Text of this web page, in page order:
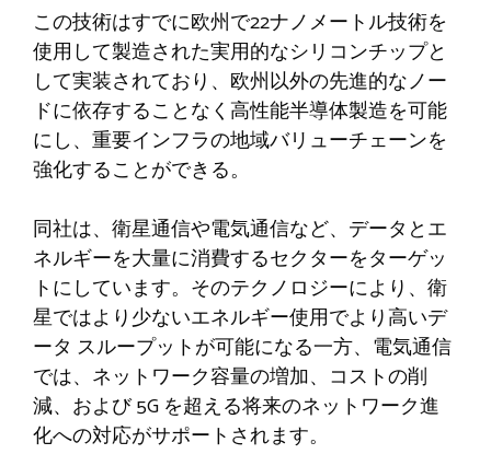
この技術はすでに欧州で22ナノメートル技術を
使用して製造された実用的なシリコンチップと
して実装されており、欧州以外の先進的なノー
ドに依存することなく高性能半導体製造を可能
にし、重要インフラの地域バリューチェーンを
強化することができる。
同社は、衛星通信や電気通信など、データとエ
ネルギーを大量に消費するセクターをターゲッ
トにしています。そのテクノロジーにより、衛
星ではより少ないエネルギー使用でより高いデ
ータ スループットが可能になる一方、電気通信
では、ネットワーク容量の増加、コストの削
減、および 5G を超える将来のネットワーク進
化への対応がサポートされます。